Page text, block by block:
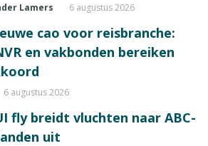
Lamers 6 augustus 2026
cao voor reisbranche:
en vakbonden bereiken
6 augustus 2026
fly breidt vluchten naar ABC-
uit